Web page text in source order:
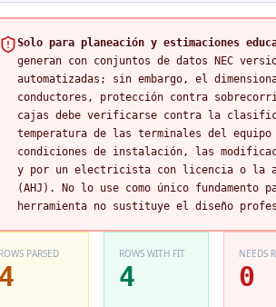
Solo para planeación y estimaciones
generan con conjuntos de datos NEC
automatizadas; sin embargo, el
conductores, protección contra
cajas debe verificarse contra la
temperatura de las terminales del equipo
condiciones de instalación, las
y por un electricista con licencia o la
(AHJ). No lo use como único fundamento
herramienta no sustituye el diseño
ROWS PARSED
4
ROWS WITH FIT
4
NEEDS
0